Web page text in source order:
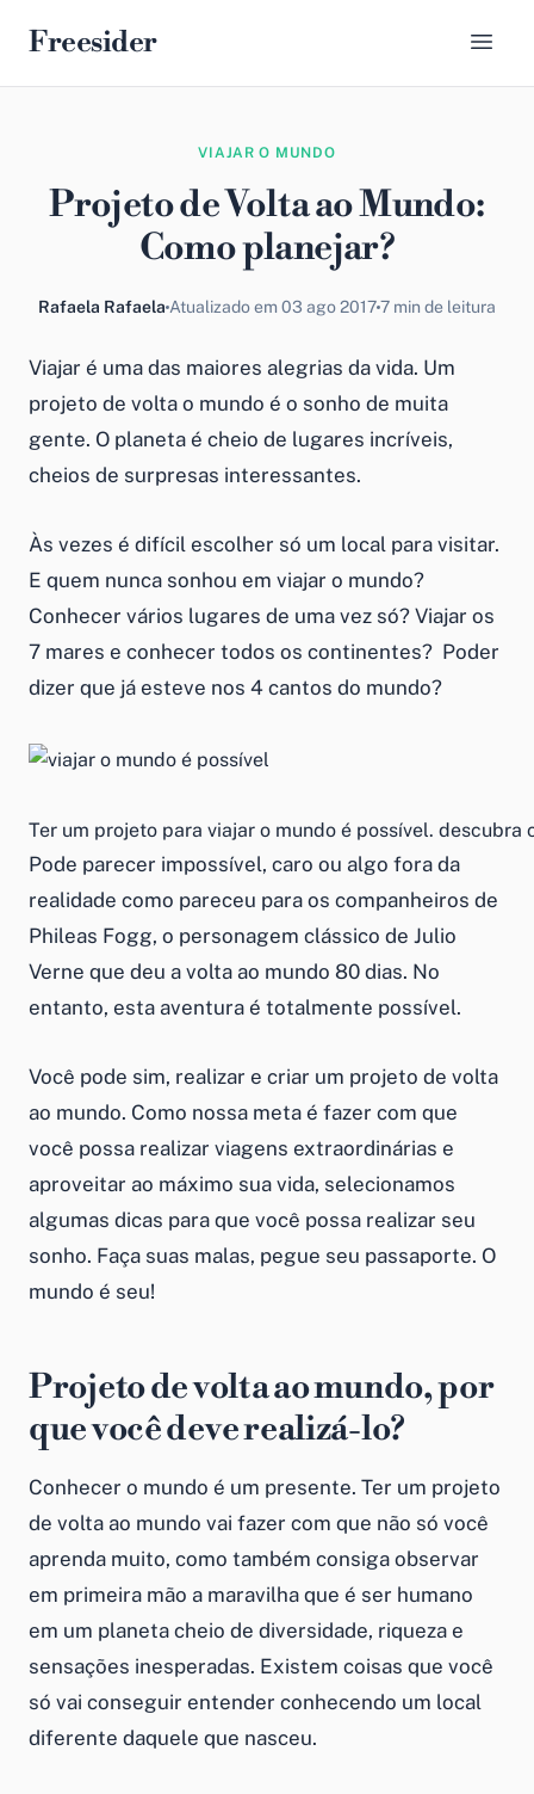
Freesider
VIAJAR O MUNDO
Projeto de Volta ao Mundo:
Como planejar?
Rafaela Rafaela Atualizado em 03 ago 20177 min de leitura
Viajar é uma das maiores alegrias da vida. Um
projeto de volta o mundo é o sonho de muita
gente. O planeta é cheio de lugares incríveis,
cheios de surpresas interessantes.
Às vezes é difícil escolher só um local para visitar.
E quem nunca sonhou em viajar o mundo?
Conhecer vários lugares de uma vez só? Viajar os
7 mares e conhecer todos os continentes? Poder
dizer que já esteve nos 4 cantos do mundo?
Ter um projeto para viajar o mundo é possível. descubra
Pode parecer impossível, caro ou algo fora da
realidade como pareceu para os companheiros de
Phileas Fogg, o personagem clássico de Julio
Verne que deu a volta ao mundo 80 dias. No
entanto, esta aventura é totalmente possível.
Você pode sim, realizar e criar um projeto de volta
ao mundo. Como nossa meta é fazer com que
você possa realizar viagens extraordinárias e
aproveitar ao máximo sua vida, selecionamos
algumas dicas para que você possa realizar seu
sonho. Faça suas malas, pegue seu passaporte. O
mundo é seu!
Projeto de volta ao mundo, por
que você deve realizá-lo?
Conhecer o mundo é um presente. Ter um projeto
de volta ao mundo vai fazer com que não só você
aprenda muito, como também consiga observar
em primeira mão a maravilha que é ser humano
em um planeta cheio de diversidade, riqueza e
sensações inesperadas. Existem coisas que você
só vai conseguir entender conhecendo um local
diferente daquele que nasceu.